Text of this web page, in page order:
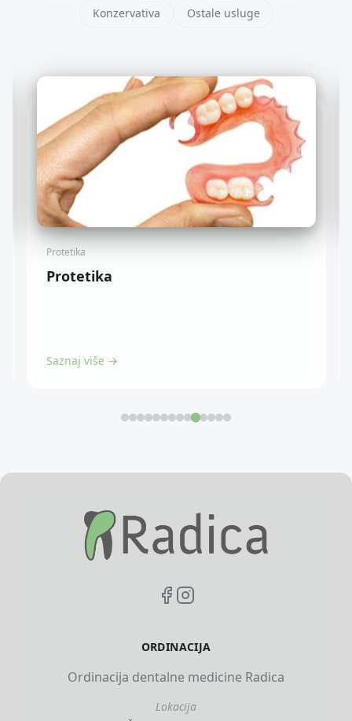
Konzervativa
Ostale usluge
Protetika
Protetika
Saznaj više →
ORDINACIJA
Ordinacija dentalne medicine Radica
Lokacija